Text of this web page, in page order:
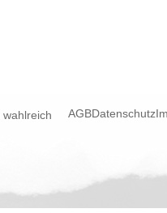
wahlreich AGBDatenschutz